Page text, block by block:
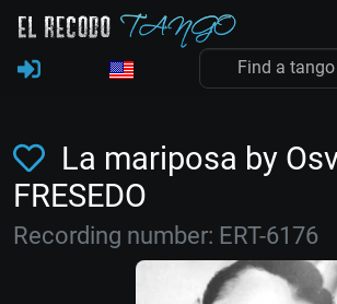
La mariposa by
FRESEDO
Recording number: ERT-6176